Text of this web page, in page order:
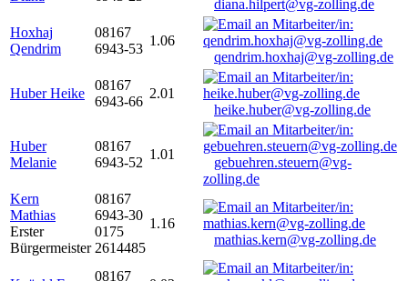
diana.hilpert@vg-zolling.de
Hoxhaj
Qendrim
08167
6943-53
1.06
qendrim.hoxhaj@vg-zolling.de
Huber Heike
08167
6943-66
2.01
heike.huber@vg-zolling.de
Huber
Melanie
08167
6943-52
1.01
gebuehren.steuern@vg-
zolling.de
Kern
Mathias
Erster
Bürgermeister
08167
6943-30
0175
2614485
1.16
mathias.kern@vg-zolling.de
08167